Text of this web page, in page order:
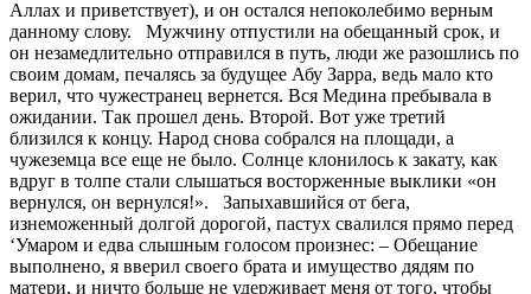
Аллах и приветствует), и он остался непоколебимо верным
данному слову. Мужчину отпустили на обещанный срок, и
он незамедлительно отправился в путь, люди же разошлись по
своим домам, печалясь за будущее Абу Зарра, ведь мало кто
верил, что чужестранец вернется. Вся Медина пребывала в
ожидании. Так прошел день. Второй. Вот уже третий
близился к концу. Народ снова собрался на площади, а
чужеземца все еще не было. Солнце клонилось к закату, как
вдруг в толпе стали слышаться восторженные выклики «он
вернулся, он вернулся!». Запыхавшийся от бега,
изнеможенный долгой дорогой, пастух свалился прямо перед
‘Умаром и едва слышным голосом произнес: – Обещание
выполнено, я вверил своего брата и имущество дядям по
матери, и ничто больше не удерживает меня от того, чтобы